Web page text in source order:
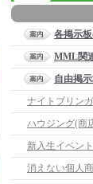
各掲示
MML関
自由掲
ナイトブリン
ハウジング(商
新入生イベント
消えない個人